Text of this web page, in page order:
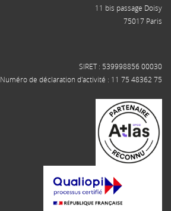
11 bis passage Doisy
75017 Paris
SIRET : 539998856 00030
Numéro de déclaration d'activité : 11 75 48362 75